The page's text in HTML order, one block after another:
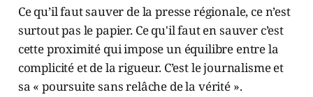
Ce qu’il faut sauver de la presse régionale, ce n’est
surtout pas le papier. Ce qu'il faut en sauver c’est
cette proximité qui impose un équilibre entre la
complicité et de la rigueur. C’est le journalisme et
sa « poursuite sans relâche de la vérité ».